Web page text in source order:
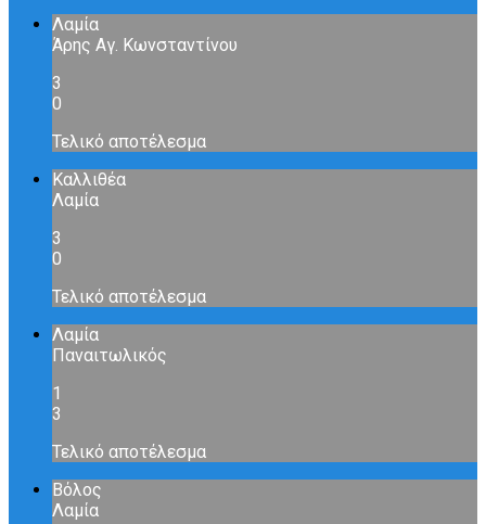
Λαμία
Άρης Αγ. Κωνσταντίνου
3
0
Τελικό αποτέλεσμα
Καλλιθέα
Λαμία
3
0
Τελικό αποτέλεσμα
Λαμία
Παναιτωλικός
1
3
Τελικό αποτέλεσμα
Βόλος
Λαμία